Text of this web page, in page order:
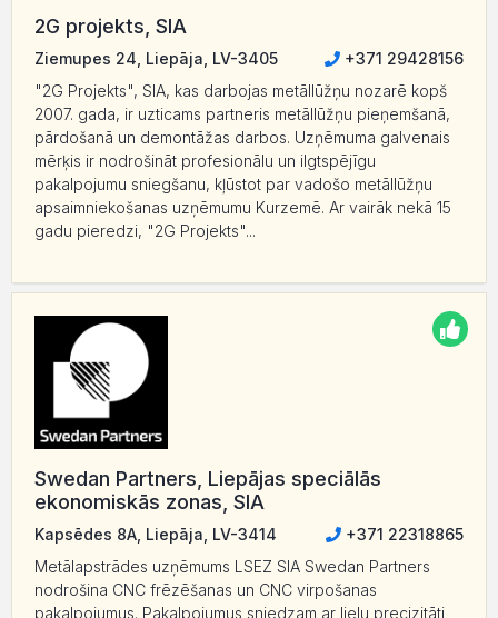
2G projekts, SIA
Ziemupes 24, Liepāja, LV-3405
+371 29428156
"2G Projekts", SIA, kas darbojas metāllūžņu nozarē kopš
2007. gada, ir uzticams partneris metāllūžņu pieņemšanā,
pārdošanā un demontāžas darbos. Uzņēmuma galvenais
mērķis ir nodrošināt profesionālu un ilgtspējīgu
pakalpojumu sniegšanu, kļūstot par vadošo metāllūžņu
apsaimniekošanas uzņēmumu Kurzemē. Ar vairāk nekā 15
gadu pieredzi, "2G Projekts"...
Swedan Partners, Liepājas speciālās
ekonomiskās zonas, SIA
Kapsēdes 8A, Liepāja, LV-3414
+371 22318865
Metālapstrādes uzņēmums LSEZ SIA Swedan Partners
nodrošina CNC frēzēšanas un CNC virpošanas
pakalpojumus. Pakalpojumus sniedzam ar lielu precizitāti